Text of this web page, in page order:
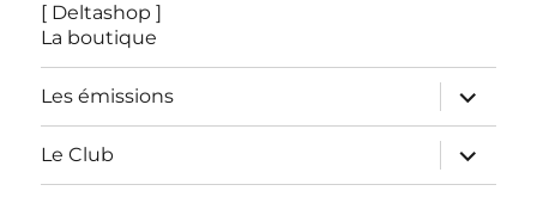
[ Deltashop ]
La boutique
Les émissions
ouvrir
le
sous-
menu
Le Club
ouvrir
le
sous-